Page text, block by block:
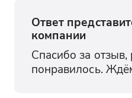
Ответ
компании
Спасибо за отзыв,
понравилось.